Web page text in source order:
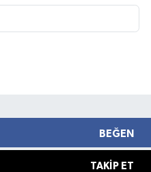
BEĞEN
TAKIP ET